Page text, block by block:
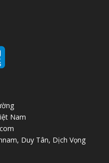
Nam
Duy Tân, Dịch Vọng